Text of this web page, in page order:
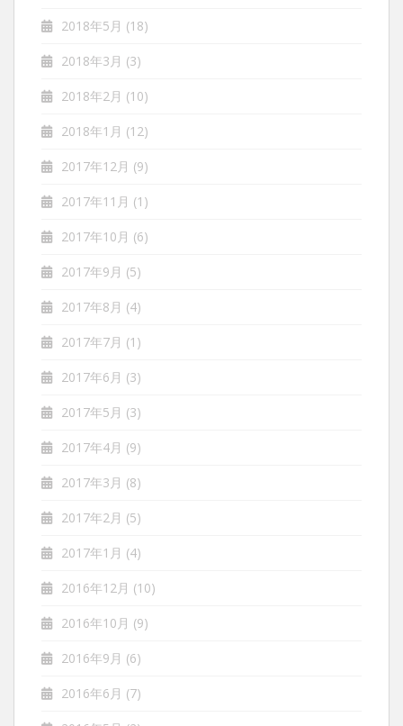
2018年5月 (18)
2018年3月 (3)
2018年2月 (10)
2018年1月 (12)
2017年12月 (9)
2017年11月 (1)
2017年10月 (6)
2017年9月 (5)
2017年8月 (4)
2017年7月 (1)
2017年6月 (3)
2017年5月 (3)
2017年4月 (9)
2017年3月 (8)
2017年2月 (5)
2017年1月 (4)
2016年12月 (10)
2016年10月 (9)
2016年9月 (6)
2016年6月 (7)